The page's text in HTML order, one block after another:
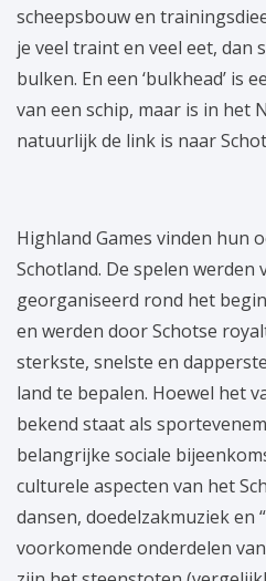
scheepsbouw en
je veel traint en veel eet, dan
bulken. En een ‘bulkhead’ is
van een schip, maar is in het
natuurlijk de link is naar
Highland Games vinden hun
Schotland. De spelen werden
georganiseerd rond het
en werden door Schotse
sterkste, snelste en
land te bepalen. Hoewel het
bekend staat als
belangrijke sociale
culturele aspecten van het
dansen, doedelzakmuziek en
voorkomende onderdelen